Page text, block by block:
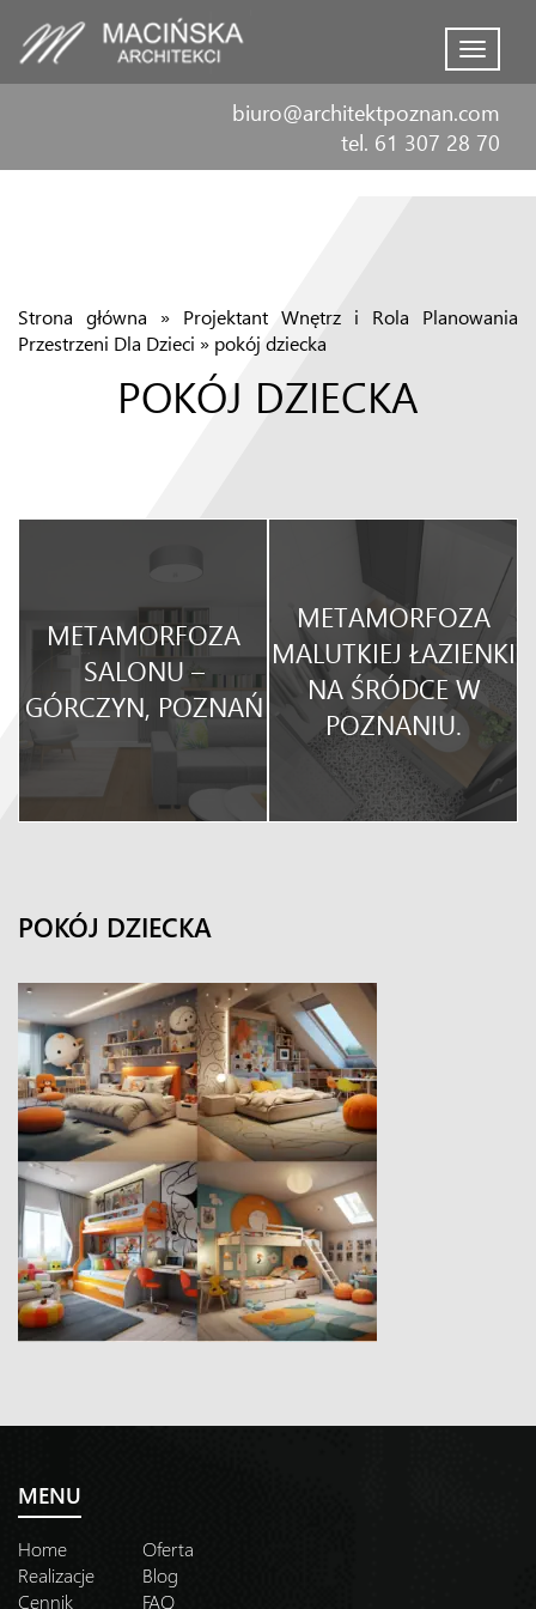
Menu
biuro@architektpoznan.com
tel. 61 307 28 70
Strona główna » Projektant Wnętrz i Rola Planowania
Przestrzeni Dla Dzieci » pokój dziecka
POKÓJ DZIECKA
METAMORFOZA
SALONU –
GÓRCZYN, POZNAŃ
METAMORFOZA
MALUTKIEJ ŁAZIENKI
NA ŚRÓDCE W
POZNANIU.
POKÓJ DZIECKA
MENU
Home
Oferta
Realizacje
Blog
Cennik
FAQ